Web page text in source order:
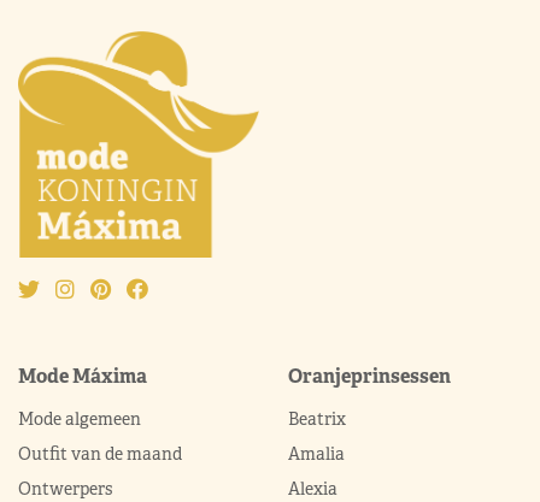
Mode Máxima
Mode algemeen
Outfit van de maand
Ontwerpers
Oranjeprinsessen
Beatrix
Amalia
Alexia